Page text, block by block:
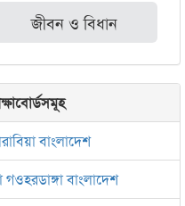
জীবন ও বিধান
বাংলাদেশ
বাংলাদেশ